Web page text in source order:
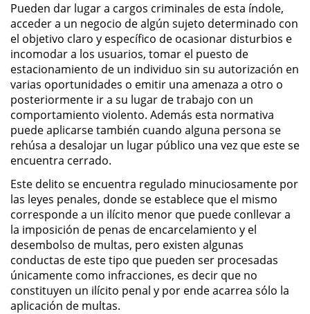
Asalto con Químicos Cáusticos
Asalto Contra un Funcionario
Público
Asalto Simple
Asuntos Posteriores a la Condena
Anulando o Rechazando una
Condena
Certificado de Rehabilitación
Eliminación de Antecedentes
Penales
Libertad condicional bajo
palabra
Pueden dar lugar a cargos criminales de esta índole,
acceder a un negocio de algún sujeto determinado con
el objetivo claro y específico de ocasionar disturbios e
incomodar a los usuarios, tomar el puesto de
estacionamiento de un individuo sin su autorización en
varias oportunidades o emitir una amenaza a otro o
posteriormente ir a su lugar de trabajo con un
comportamiento violento. Además esta normativa
puede aplicarse también cuando alguna persona se
rehúsa a desalojar un lugar público una vez que este se
encuentra cerrado.
Este delito se encuentra regulado minuciosamente por
las leyes penales, donde se establece que el mismo
corresponde a un ilícito menor que puede conllevar a
la imposición de penas de encarcelamiento y el
desembolso de multas, pero existen algunas
conductas de este tipo que pueden ser procesadas
únicamente como infracciones, es decir que no
constituyen un ilícito penal y por ende acarrea sólo la
aplicación de multas.